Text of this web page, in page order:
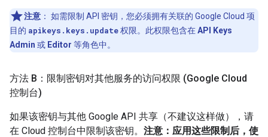
注意 ： 如需限制 API 密钥，您必须拥有关联的 Google Cloud 项
目的 apikeys.keys.update权限。此权限包含在API Keys
Admin 或 Editor 等角色中。
方法 B：限制密钥对其他服务的访问权限 (Google Cloud
控制台)
如果该密钥与其他 Google API 共享（不建议这样做），请
在 Cloud 控制台中限制该密钥。 注意：应用这些限制后，使